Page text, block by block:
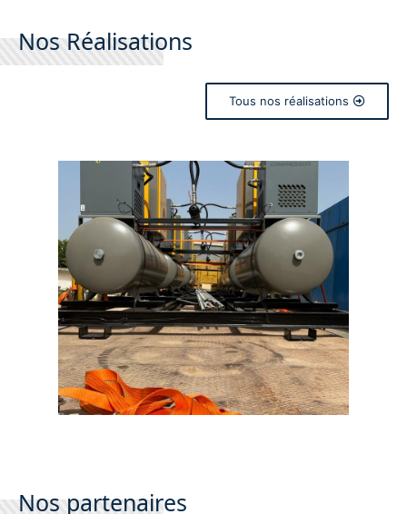
Nos Réalisations
Tous nos réalisations
Nos partenaires